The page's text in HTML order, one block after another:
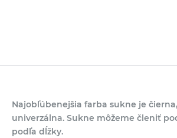
Najobľúbenejšia farba sukne je
univerzálna. Sukne môžeme členiť
podľa dĺžky.